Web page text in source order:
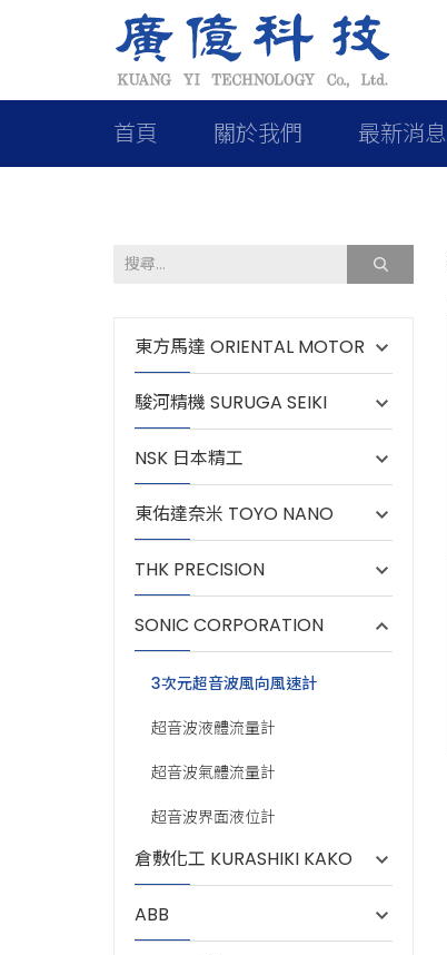
首頁 關於我們 最新消息
東方馬達 ORIENTAL MOTOR
駿河精機 SURUGA SEIKI
NSK 日本精工
東佑達奈米 TOYO NANO
THK PRECISION
SONIC CORPORATION
3次元超音波風向風速計
超音波液體流量計
超音波氣體流量計
超音波界面液位計
倉敷化工 KURASHIKI KAKO
ABB